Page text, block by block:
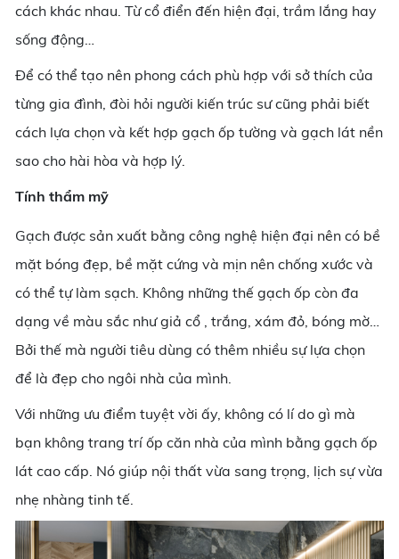
cách khác nhau. Từ cổ điển đến hiện đại, trầm lắng hay
sống động…
Để có thể tạo nên phong cách phù hợp với sở thích của
từng gia đình, đòi hỏi người kiến trúc sư cũng phải biết
cách lựa chọn và kết hợp gạch ốp tường và gạch lát nền
sao cho hài hòa và hợp lý.
Tính thẩm mỹ
Gạch được sản xuất bằng công nghệ hiện đại nên có bề
mặt bóng đẹp, bề mặt cứng và mịn nên chống xước và
có thể tự làm sạch. Không những thế gạch ốp còn đa
dạng về màu sắc như giả cổ , trắng, xám đỏ, bóng mờ…
Bởi thế mà người tiêu dùng có thêm nhiều sự lựa chọn
để là đẹp cho ngôi nhà của mình.
Với những ưu điểm tuyệt vời ấy, không có lí do gì mà
bạn không trang trí ốp căn nhà của mình bằng gạch ốp
lát cao cấp. Nó giúp nội thất vừa sang trọng, lịch sự vừa
nhẹ nhàng tinh tế.